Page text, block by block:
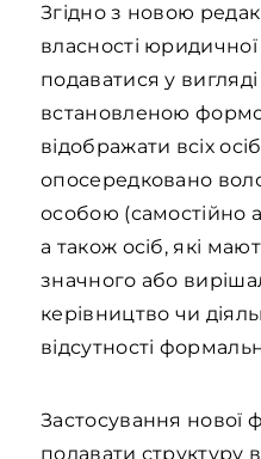
Згідно з новою
власності
подаватися у
встановленою
відображати всіх
опосередковано
особою (самостійно
а також осіб, які
значного або
керівництво чи
відсутності
Застосування нової
подавати структуру